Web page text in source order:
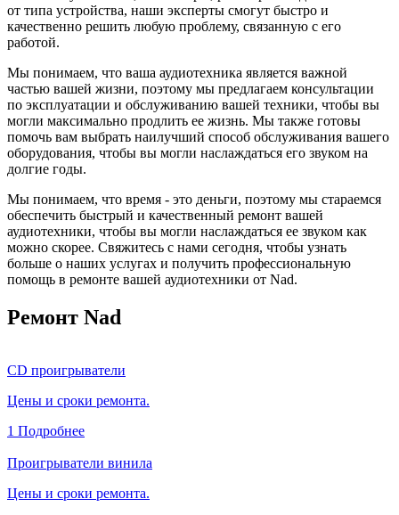
от типа устройства, наши эксперты смогут быстро и
качественно решить любую проблему, связанную с его
работой.
Мы понимаем, что ваша аудиотехника является важной
частью вашей жизни, поэтому мы предлагаем консультации
по эксплуатации и обслуживанию вашей техники, чтобы вы
могли максимально продлить ее жизнь. Мы также готовы
помочь вам выбрать наилучший способ обслуживания вашего
оборудования, чтобы вы могли наслаждаться его звуком на
долгие годы.
Мы понимаем, что время - это деньги, поэтому мы стараемся
обеспечить быстрый и качественный ремонт вашей
аудиотехники, чтобы вы могли наслаждаться ее звуком как
можно скорее. Свяжитесь с нами сегодня, чтобы узнать
больше о наших услугах и получить профессиональную
помощь в ремонте вашей аудиотехники от Nad.
Ремонт Nad
CD проигрыватели
Цены и сроки ремонта.
1 Подробнее
Проигрыватели винила
Цены и сроки ремонта.